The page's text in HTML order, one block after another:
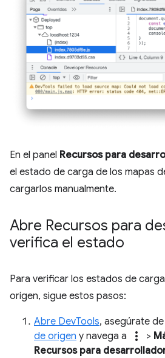
En el panel Recursos para
el estado de carga de los mapas
cargarlos manualmente.
Abre Recursos para
verifica el estado
Para verificar los estados de
origen, sigue estos pasos:
Abre DevTools, asegúrate de
de origen y navega a more_vert >
Recursos para